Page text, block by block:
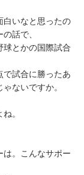
白いなと思ったの
話で、
球とかの国際試合
で試合に勝ったあ
ないですか。
。
は。こんなサポー